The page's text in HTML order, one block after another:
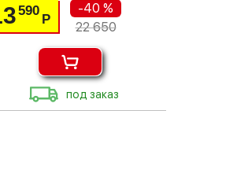
590
Р
-40 %
22 650
под заказ